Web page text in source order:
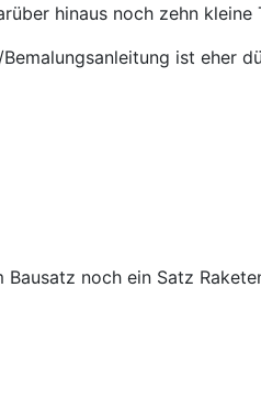
hinaus noch zehn
ist eher
noch ein Satz